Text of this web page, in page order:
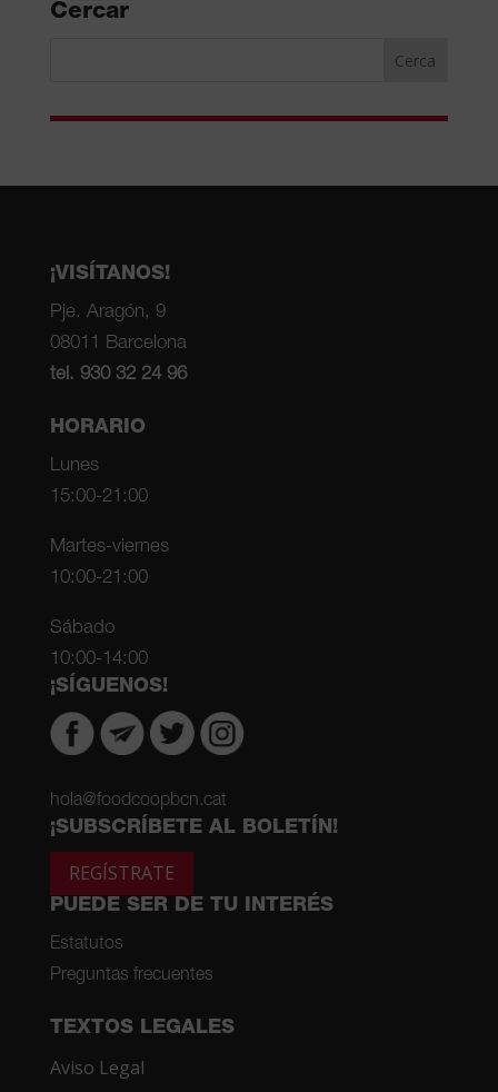
Cercar
¡VISÍTANOS!
Pje. Aragón, 9
08011 Barcelona
tel. 930 32 24 96
HORARIO
Lunes
15:00-21:00
Martes-viernes
10:00-21:00
Sábado
10:00-14:00
¡SÍGUENOS!
hola@foodcoopbcn.cat
¡SUBSCRÍBETE AL BOLETÍN!
REGÍSTRATE
PUEDE SER DE TU INTERÉS
Estatutos
Preguntas frecuentes
TEXTOS LEGALES
Aviso Legal